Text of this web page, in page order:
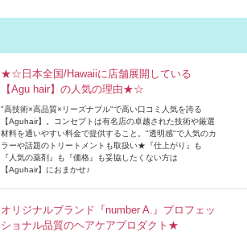
★☆日本全国/Hawaiiに店舗展開している
【Agu hair】の人気の理由★☆
"高技術×高品質×リーズナブル"で高い口コミ人気を誇る
【Aguhair】。コンセプトは有名店の卓越された技術や厳選
材料を通いやすい料金で提供すること。"透明感"で人気のカ
ラーや話題のトリートメントも取扱い★『仕上がり』も
『人気の薬剤』も『価格』も妥協したくない方は
【Aguhair】におまかせ♪
オリジナルブランド『number A.』プロフェッ
ショナル品質のヘアケアプロダクト★